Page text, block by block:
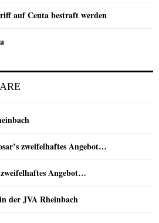
auf Ceuta bestraft werden
zweifelhaftes Angebot…
Angebot…
der JVA Rheinbach